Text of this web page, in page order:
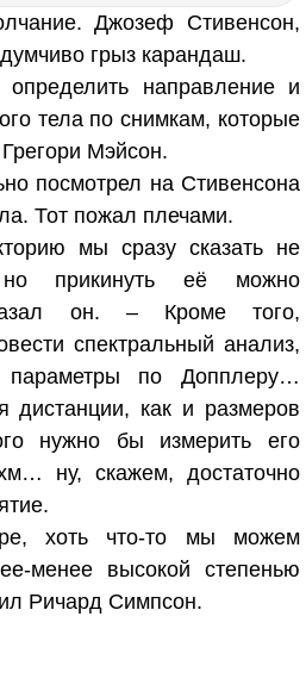
Джозеф Стивенсон,
грыз карандаш.
направление и
тела по снимкам, которые
Мэйсон.
посмотрел на Стивенсона
Тот пожал плечами.
мы сразу сказать не
прикинуть её можно
он. – Кроме того,
спектральный анализ,
параметры по Допплеру…
как и размеров
нужно бы измерить его
ну, скажем, достаточно
хоть что-то мы можем
менее высокой степенью
Ричард Симпсон.